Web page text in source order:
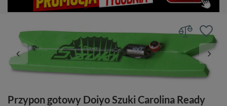
Przypon gotowy Doiyo Szuki Carolina Ready